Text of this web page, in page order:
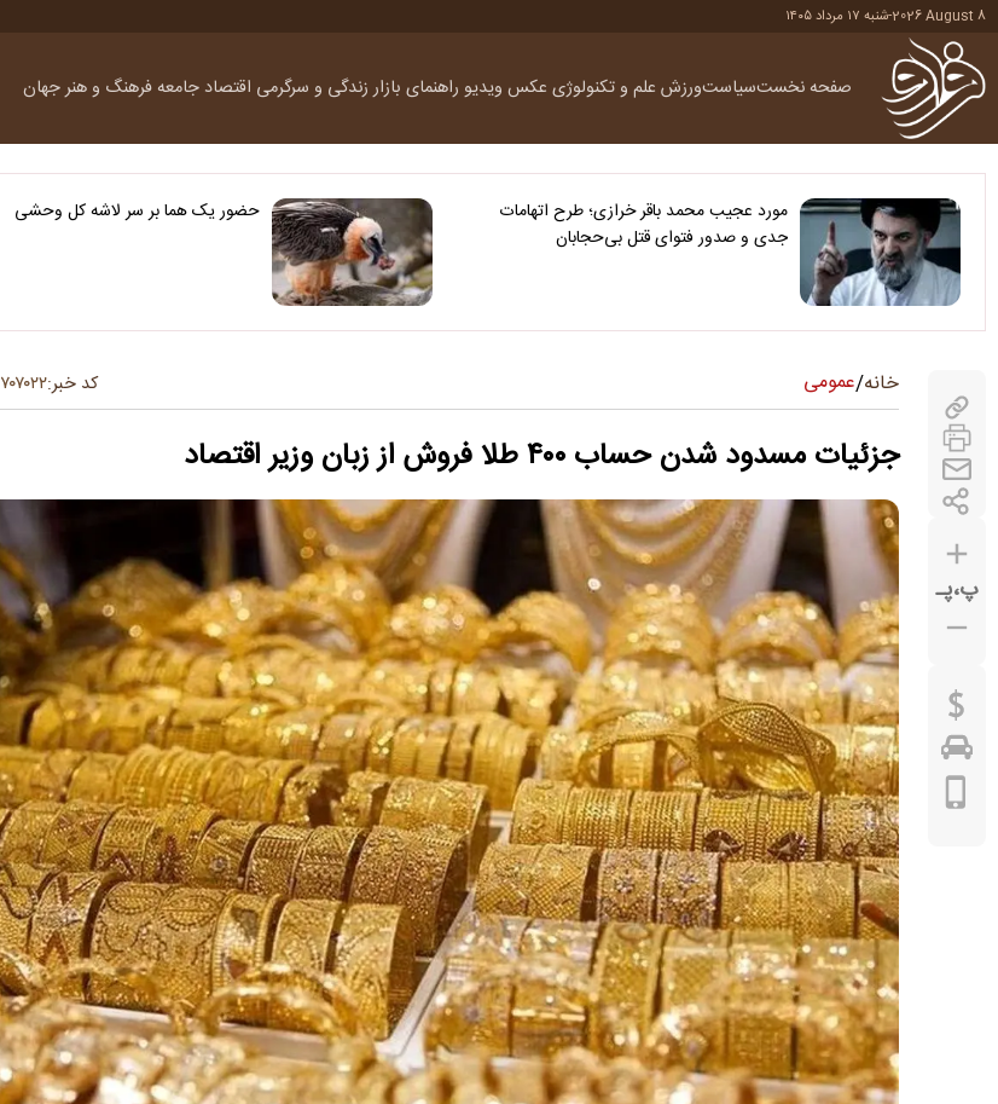
2026 August 8
-شنبه ۱۷ مرداد ۱۴۰۵
صفحه نخستسیاستورزش علم و تکنولوژی عکس ویدیو راهنمای بازارزندگی و سرگرمی اقتصاد جامعهفرهنگ و هنرجهان
مورد عجیب محمد باقر خرازی؛ طرح اتهامات
جدی و صدور فتوای قتل بی‌حجابان
حضور یک هما بر سر لاشه‌ کل وحشی
پ،پـ
خانه/عمومی کد خبر:۷۰۷۰۲۲
جزئیات مسدود شدن حساب ۴۰۰ طلا فروش از زبان وزیر اقتصاد